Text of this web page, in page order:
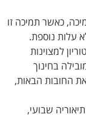
כאשר תמיכה זו
עלות נוספת.
למצוינות
בחינוך
החובות הבאות,
שבועי,